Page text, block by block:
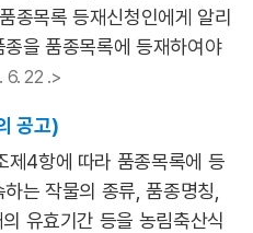
종목록 등재신청인에게 알리
을 품종목록에 등재하여야
6. 22 .>
공고)
제4항에 따라 품종목록에 등
는 작물의 종류, 품종명칭,
유효기간 등을 농림축산식